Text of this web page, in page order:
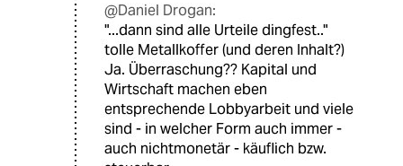
@Daniel Drogan:
"...dann sind alle Urteile dingfest.."
tolle Metallkoffer (und deren Inhalt?)
Ja. Überraschung?? Kapital und
Wirtschaft machen eben
entsprechende Lobbyarbeit und viele
sind - in welcher Form auch immer -
auch nichtmonetär - käuflich bzw.